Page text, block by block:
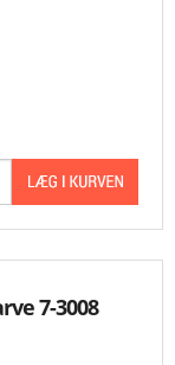
7-3008